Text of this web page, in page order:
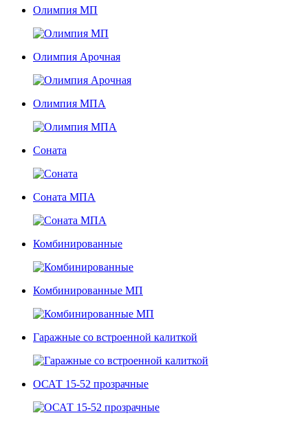
Олимпия МП
Олимпия Арочная
Олимпия МПА
Соната
Соната МПА
Комбинированные
Комбинированные МП
Гаражные со встроенной калиткой
ОСАТ 15-52 прозрачные